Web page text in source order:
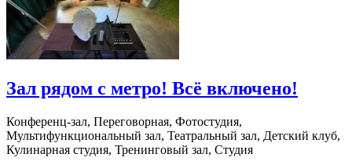
Зал рядом с метро! Всё включено!
Конференц-зал, Переговорная, Фотостудия,
Мультифункциональный зал, Театральный зал, Детский клуб,
Кулинарная студия, Тренинговый зал, Студия